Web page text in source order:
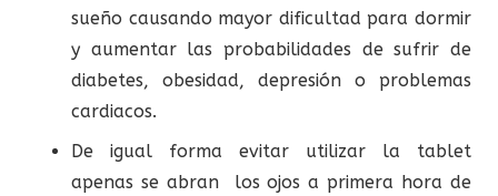
sueño causando mayor dificultad para dormir
y aumentar las probabilidades de sufrir de
diabetes, obesidad, depresión o problemas
cardiacos.
De igual forma evitar utilizar la tablet
apenas se abran los ojos a primera hora de